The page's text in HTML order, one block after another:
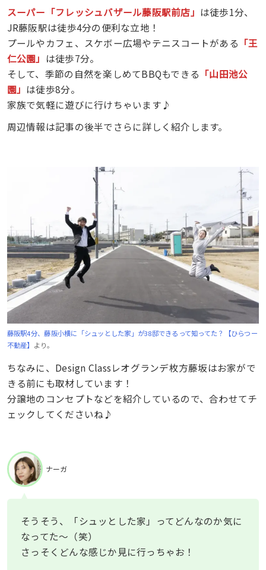
スーパー「フレッシュバザール藤阪駅前店」 は徒歩1分、
JR藤阪駅は徒歩4分の便利な立地！
プールやカフェ、スケボー広場やテニスコートがある 「王
仁公園」 は徒歩7分。
そして、季節の自然を楽しめてBBQもできる 「山田池公
園」 は徒歩8分。
家族で気軽に遊びに行けちゃいます♪
周辺情報は記事の後半でさらに詳しく紹介します。
藤阪駅4分、藤阪小横に「シュッとした家」が38邸できるって知ってた？【ひらつー
不動産】 より。
ちなみに、Design Classレオグランデ枚方藤坂はお家がで
きる前にも取材しています！
分譲地のコンセプトなどを紹介しているので、合わせてチ
ェックしてくださいね♪
ナーガ
そうそう、「シュッとした家」ってどんなのか気に
なってた〜（笑）
さっそくどんな感じか見に行っちゃお！